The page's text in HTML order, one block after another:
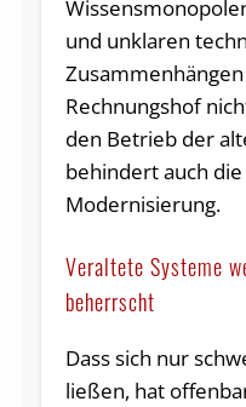
und unklaren
Rechnungshof
den Betrieb der
behindert auch
Modernisierung.
Veraltete Systeme
beherrscht
Dass sich nur
ließen, hat